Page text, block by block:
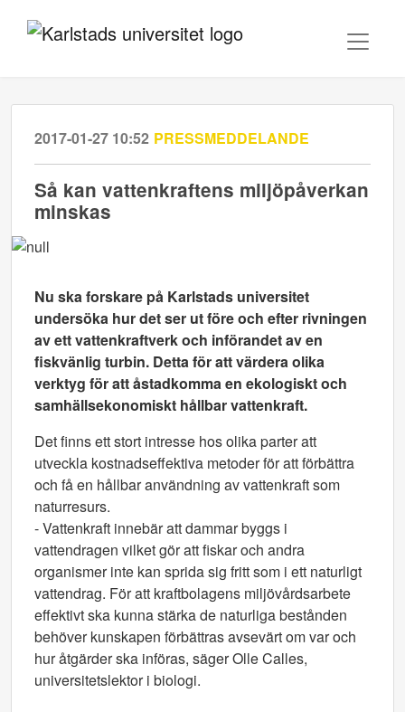
2017-01-27 10:52 PRESSMEDDELANDE
Så kan vattenkraftens miljöpåverkan
minskas
Nu ska forskare på Karlstads universitet
undersöka hur det ser ut före och efter rivningen
av ett vattenkraftverk och införandet av en
fiskvänlig turbin. Detta för att värdera olika
verktyg för att åstadkomma en ekologiskt och
samhällsekonomiskt hållbar vattenkraft.
Det finns ett stort intresse hos olika parter att
utveckla kostnadseffektiva metoder för att förbättra
och få en hållbar användning av vattenkraft som
naturresurs.
- Vattenkraft innebär att dammar byggs i
vattendragen vilket gör att fiskar och andra
organismer inte kan sprida sig fritt som i ett naturligt
vattendrag. För att kraftbolagens miljövårdsarbete
effektivt ska kunna stärka de naturliga bestånden
behöver kunskapen förbättras avsevärt om var och
hur åtgärder ska införas, säger Olle Calles,
universitetslektor i biologi.